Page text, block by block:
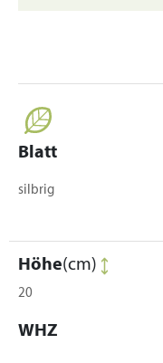
Blatt
silbrig
Höhe(cm)
20
WHZ